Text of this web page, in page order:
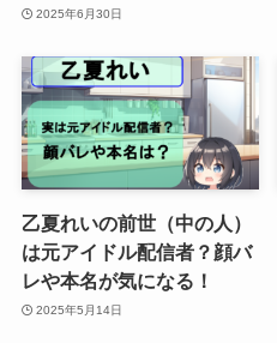
2025年6月30日
乙夏れいの前世（中の人）
は元アイドル配信者？顔バ
レや本名が気になる！
2025年5月14日